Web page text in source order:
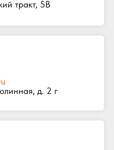
тракт, 5В
д. 2 г